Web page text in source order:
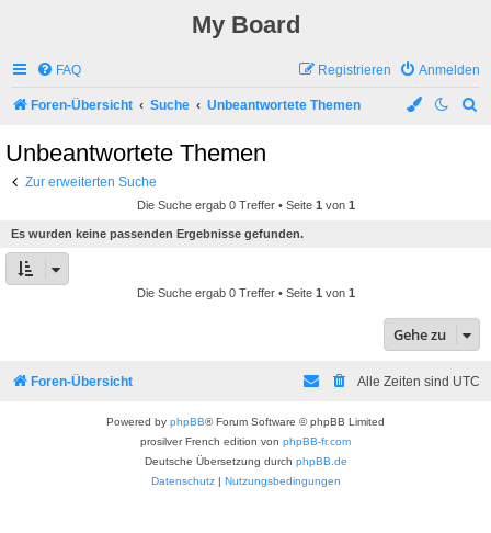
My Board
FAQ Anmelden
Registrieren
Foren-Übersicht Suche Unbeantwortete Themen
Unbeantwortete Themen
Zur erweiterten Suche
Die Suche ergab 0 Treffer • Seite 1von 1
Es wurden keine passenden Ergebnisse gefunden.
Die Suche ergab 0 Treffer • Seite 1von 1
Gehe zu
Foren-Übersicht Alle Zeiten sind UTC
Powered by phpBB® Forum Software © phpBB Limited
prosilver French edition von phpBB-fr.com
Deutsche Übersetzung durch phpBB.de
Datenschutz| Nutzungsbedingungen